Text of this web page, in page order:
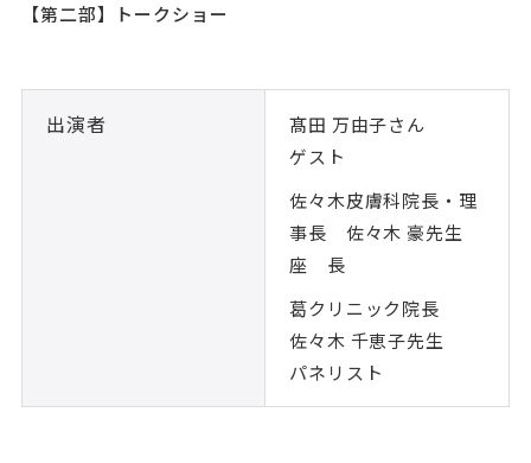
【第二部】トークショー
出演者
髙田 万由子さん
ゲスト
佐々木皮膚科院長・理
事長 佐々木 豪先生
座 長
葛クリニック院長
佐々木 千恵子先生
パネリスト